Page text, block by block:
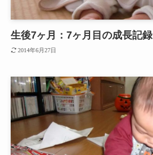
生後7ヶ月：7ヶ月目の成長記録
2014年6月27日